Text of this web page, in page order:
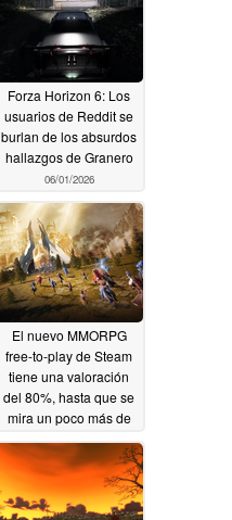
Forza Horizon 6: Los
usuarios de Reddit se
burlan de los absurdos
hallazgos de Granero
06/01/2026
El nuevo MMORPG
free-to-play de Steam
tiene una valoración
del 80%, hasta que se
mira un poco más de
cerca05/18/2026